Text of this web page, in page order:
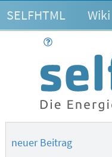
SELFHTML Wiki
neuer Beitrag